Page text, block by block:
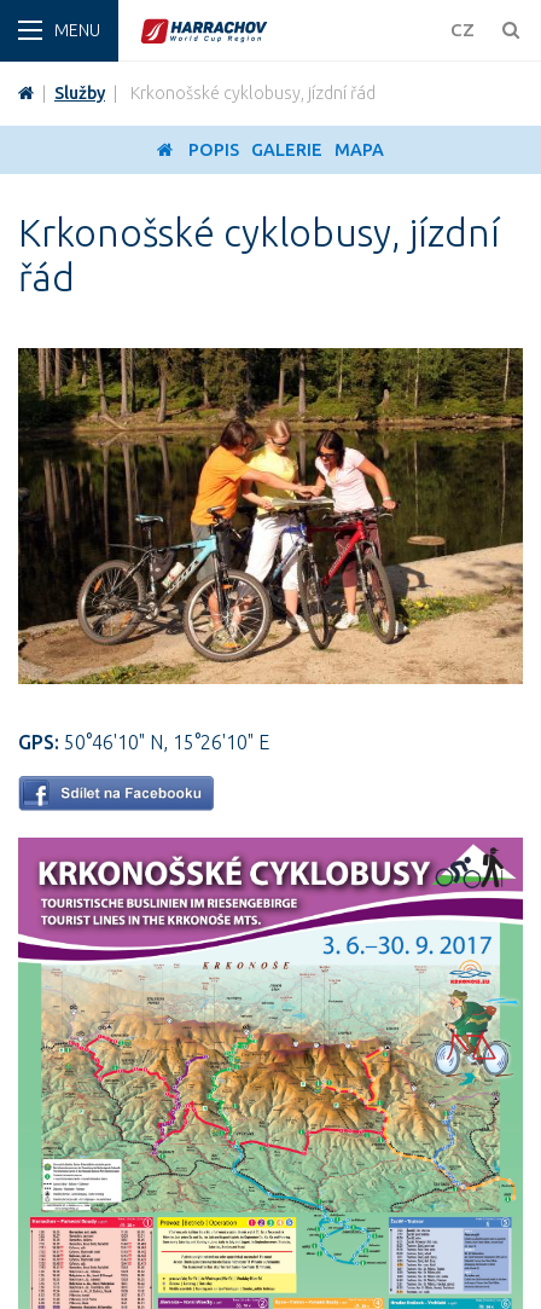
CZ
ZIMA
Služby Krkonošské cyklobusy, jízdní řád
POPIS GALERIE MAPA
Krkonošské cyklobusy, jízdní
řád
GPS: 50°46'10" N, 15°26'10" E